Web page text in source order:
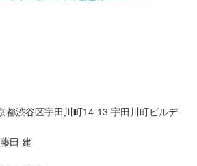
都渋谷区宇田川町14-13 宇田川町ビルデ
田 建